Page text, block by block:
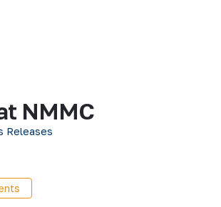
NMMC
Releases